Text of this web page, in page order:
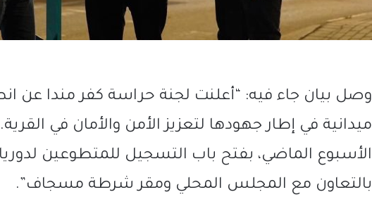
وصل بيان جاء فيه: “أعلنت لجنة حراسة كفر مندا عن
ميدانية في إطار جهودها لتعزيز الأمن والأمان في
الأسبوع الماضي، بفتح باب التسجيل للمتطوعين
بالتعاون مع المجلس المحلي ومقر شرطة مسجاف”.